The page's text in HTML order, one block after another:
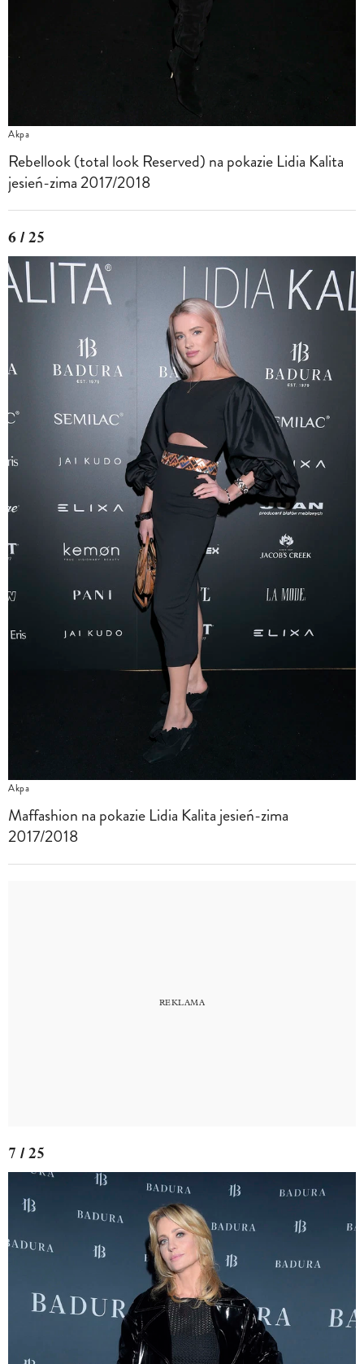
Akpa
Rebellook (total look Reserved) na pokazie Lidia Kalita
jesień-zima 2017/2018
6 / 25
Akpa
Maffashion na pokazie Lidia Kalita jesień-zima
2017/2018
7 / 25